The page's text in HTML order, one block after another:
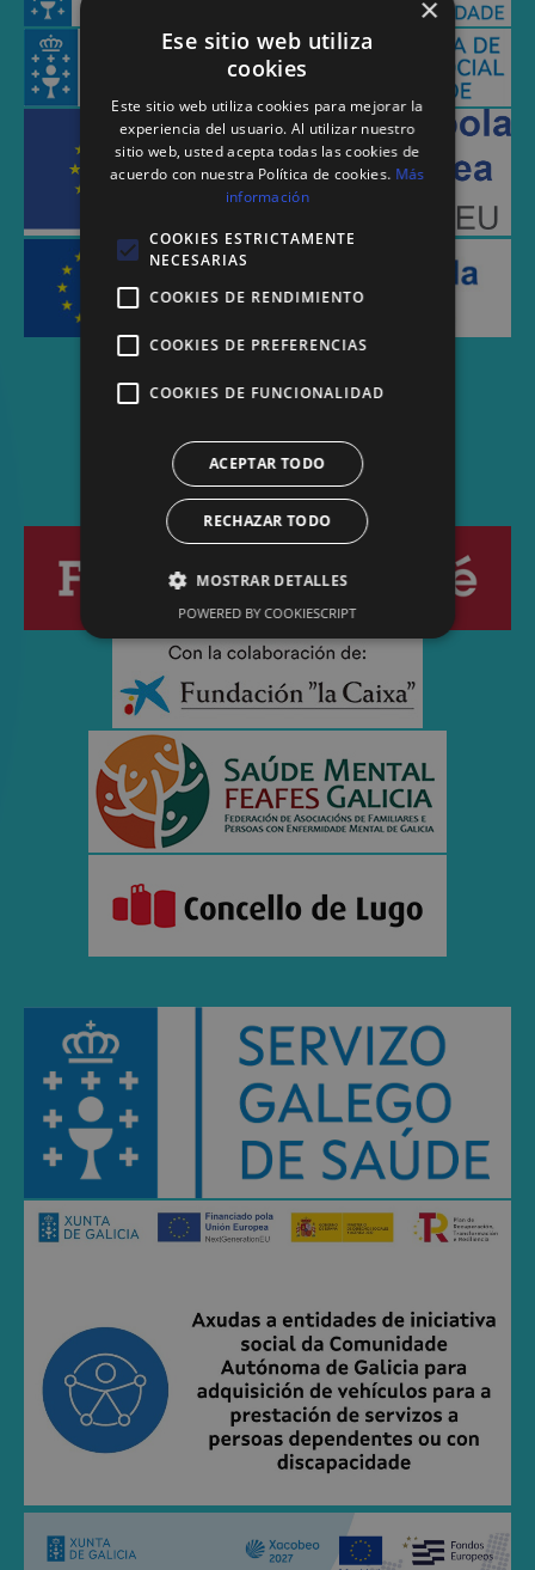
×
Ese sitio web utiliza
cookies
Este sitio web utiliza cookies para mejorar la
experiencia del usuario. Al utilizar nuestro
sitio web, usted acepta todas las cookies de
acuerdo con nuestra Política de cookies. Más
información
COOKIES ESTRICTAMENTE
NECESARIAS
COOKIES DE RENDIMIENTO
COOKIES DE PREFERENCIAS
COOKIES DE FUNCIONALIDAD
ACEPTAR TODO
RECHAZAR TODO
MOSTRAR DETALLES
POWERED BY COOKIESCRIPT